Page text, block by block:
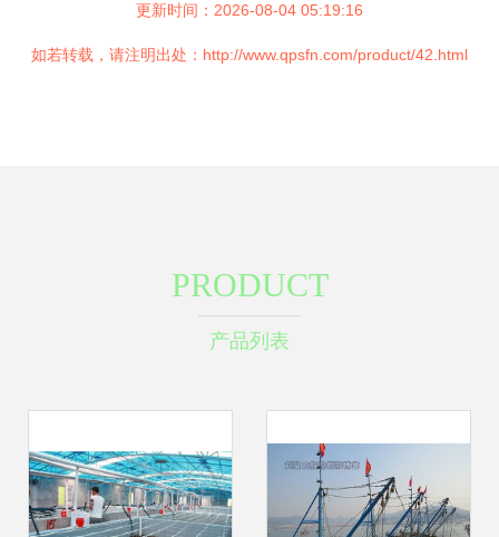
更新时间：2026-08-04 05:19:16
如若转载，请注明出处：http://www.qpsfn.com/product/42.html
PRODUCT
产品列表